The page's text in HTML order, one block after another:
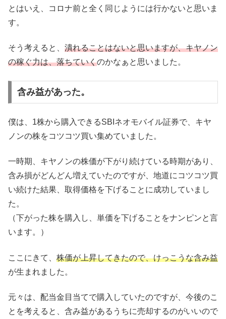
とはいえ、コロナ前と全く同じようには行かないと思いま
す。
そう考えると、 潰れることはないと思いますが、キヤノン
の稼ぐ力は、落ちていくのかなぁと思いました。
含み益があった。
僕は、1株から購入できるSBIネオモバイル証券で、キヤ
ノンの株をコツコツ買い集めていました。
一時期、キヤノンの株価が下がり続けている時期があり、
含み損がどんどん増えていたのですが、地道にコツコツ買
い続けた結果、取得価格を下げることに成功していまし
た。
（下がった株を購入し、単価を下げることをナンピンと言
います。）
ここにきて、 株価が上昇してきたので、けっこうな含み益
が生まれました。
元々は、配当金目当てで購入していたのですが、今後のこ
とを考えると、含み益があるうちに売却するのがいいので